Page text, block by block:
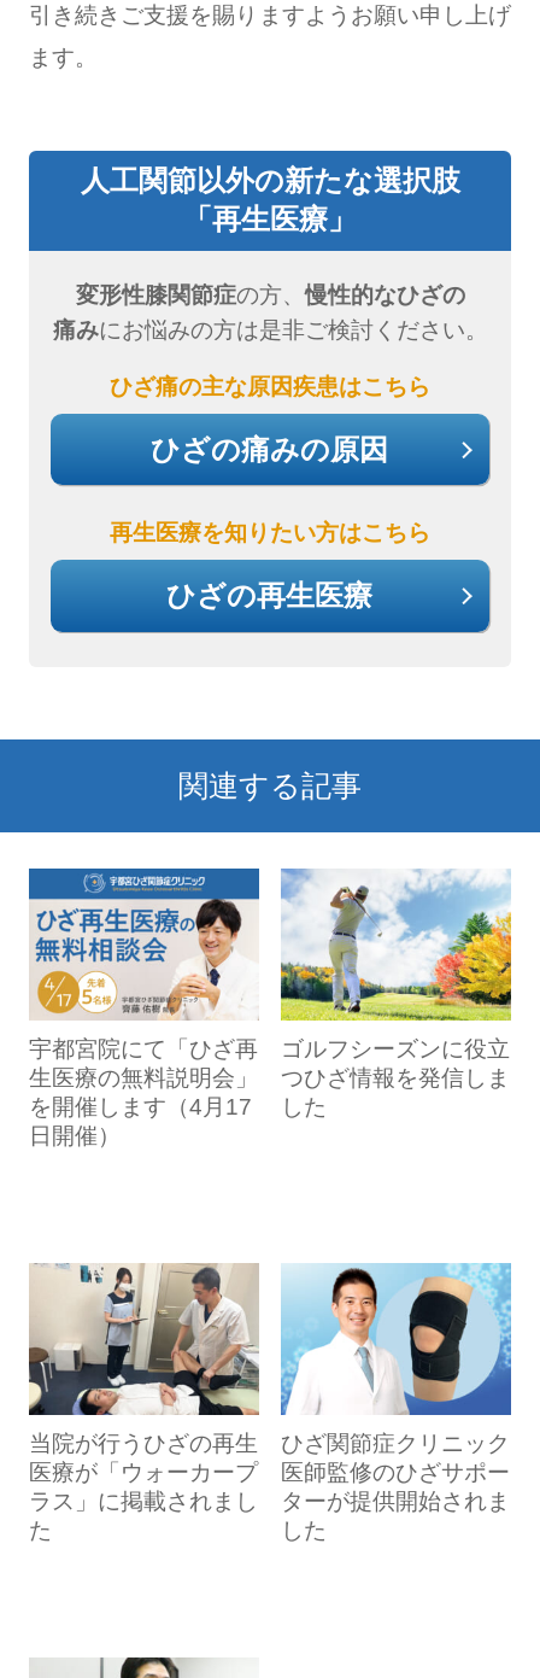
引き続きご支援を賜りますようお願い申し上げ
ます。
人工関節以外の新たな選択肢
「再生医療」
変形性膝関節症の方、慢性的なひざの
痛みにお悩みの方は是非ご検討ください。
ひざ痛の主な原因疾患はこちら
ひざの痛みの原因
再生医療を知りたい方はこちら
ひざの再生医療
関連する記事
宇都宮院にて「ひざ再
生医療の無料説明会」
を開催します（4月17
日開催）
ゴルフシーズンに役立
つひざ情報を発信しま
した
当院が行うひざの再生
医療が「ウォーカープ
ラス」に掲載されまし
た
ひざ関節症クリニック
医師監修のひざサポー
ターが提供開始されま
した